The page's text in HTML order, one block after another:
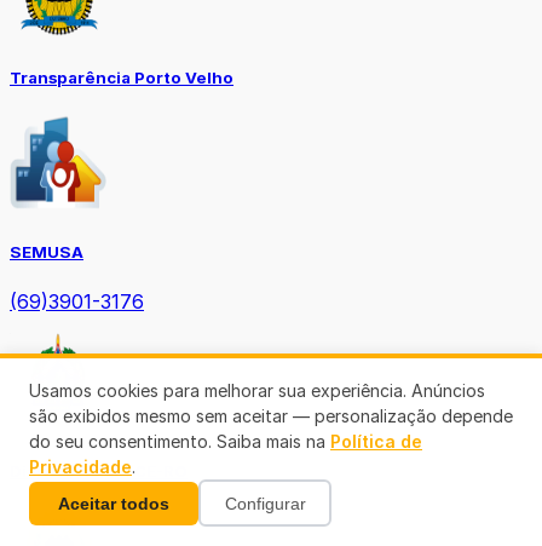
Transparência Porto Velho
SEMUSA
(69)3901-3176
Diário Oficial TCE-RO
Usamos cookies para melhorar sua experiência. Anúncios
são exibidos mesmo sem aceitar — personalização depende
do seu consentimento. Saiba mais na Política de
Privacidade.
Aceitar todos Configurar